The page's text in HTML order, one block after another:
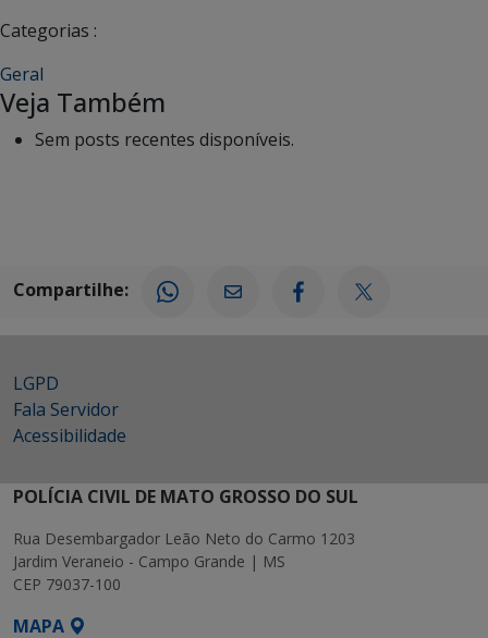
Categorias :
Geral
Veja Também
Sem posts recentes disponíveis.
Compartilhe:
LGPD
Fala Servidor
Acessibilidade
POLÍCIA CIVIL DE MATO GROSSO DO SUL
Rua Desembargador Leão Neto do Carmo 1203
Jardim Veraneio - Campo Grande | MS
CEP 79037-100
MAPA